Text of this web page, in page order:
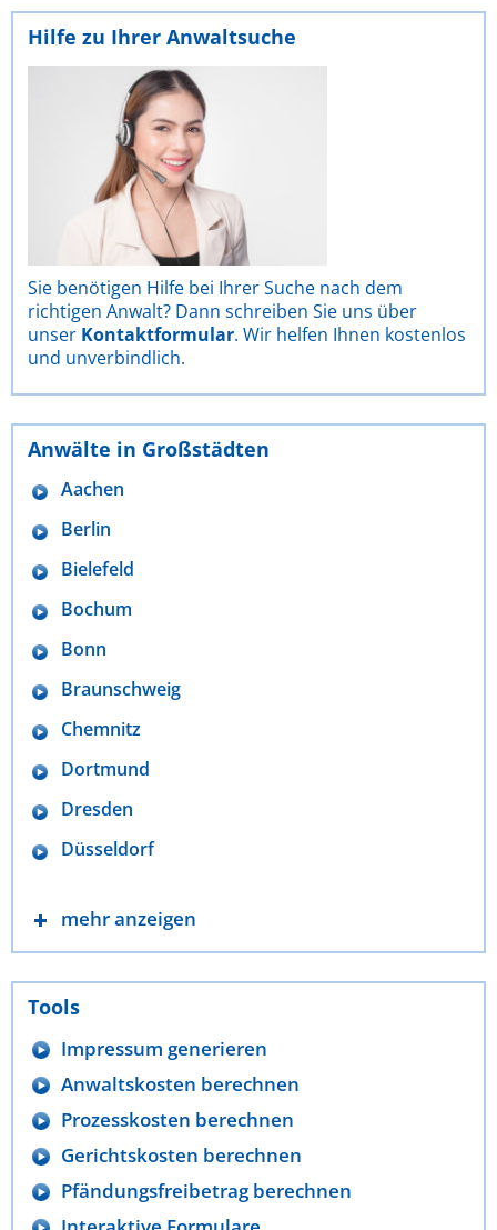
Hilfe zu Ihrer Anwaltsuche
Sie benötigen Hilfe bei Ihrer Suche nach dem
richtigen Anwalt? Dann schreiben Sie uns über
unser Kontaktformular. Wir helfen Ihnen kostenlos
und unverbindlich.
Anwälte in Großstädten
Aachen
Berlin
Bielefeld
Bochum
Bonn
Braunschweig
Chemnitz
Dortmund
Dresden
Düsseldorf
mehr anzeigen
Tools
Impressum generieren
Anwaltskosten berechnen
Prozesskosten berechnen
Gerichtskosten berechnen
Pfändungsfreibetrag berechnen